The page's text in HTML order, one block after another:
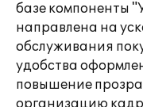
базе компоненты
направлена на
обслуживания
удобства
повышение
организацию